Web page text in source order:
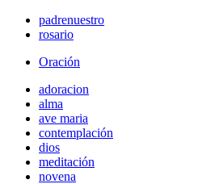
padrenuestro
rosario
Oración
adoracion
alma
ave maria
contemplación
dios
meditación
novena